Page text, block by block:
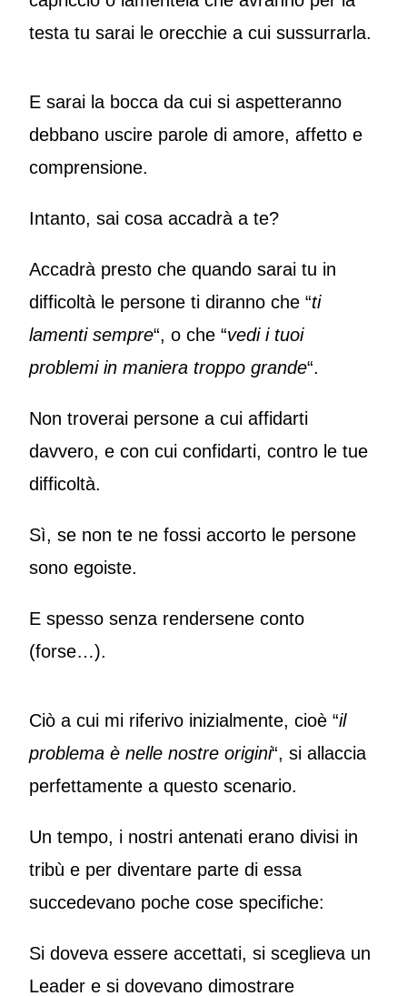
testa tu sarai le orecchie a cui sussurrarla.
E sarai la bocca da cui si aspetteranno
debbano uscire parole di amore, affetto e
comprensione.
Intanto, sai cosa accadrà a te?
Accadrà presto che quando sarai tu in
difficoltà le persone ti diranno che “ti
lamenti sempre“, o che “vedi i tuoi
problemi in maniera troppo grande“.
Non troverai persone a cui affidarti
davvero, e con cui confidarti, contro le tue
difficoltà.
Sì, se non te ne fossi accorto le persone
sono egoiste.
E spesso senza rendersene conto
(forse…).
Ciò a cui mi riferivo inizialmente, cioè “il
problema è nelle nostre origini“, si allaccia
perfettamente a questo scenario.
Un tempo, i nostri antenati erano divisi in
tribù e per diventare parte di essa
succedevano poche cose specifiche:
Si doveva essere accettati, si sceglieva un
Leader e si dovevano dimostrare